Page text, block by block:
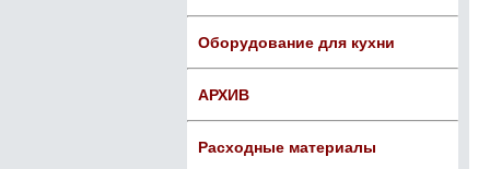
Оборудование для кухни
АРХИВ
Расходные материалы